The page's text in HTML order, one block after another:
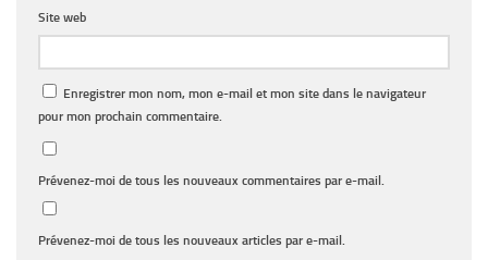
Site web
Enregistrer mon nom, mon e-mail et mon site dans le navigateur
pour mon prochain commentaire.
Prévenez-moi de tous les nouveaux commentaires par e-mail.
Prévenez-moi de tous les nouveaux articles par e-mail.